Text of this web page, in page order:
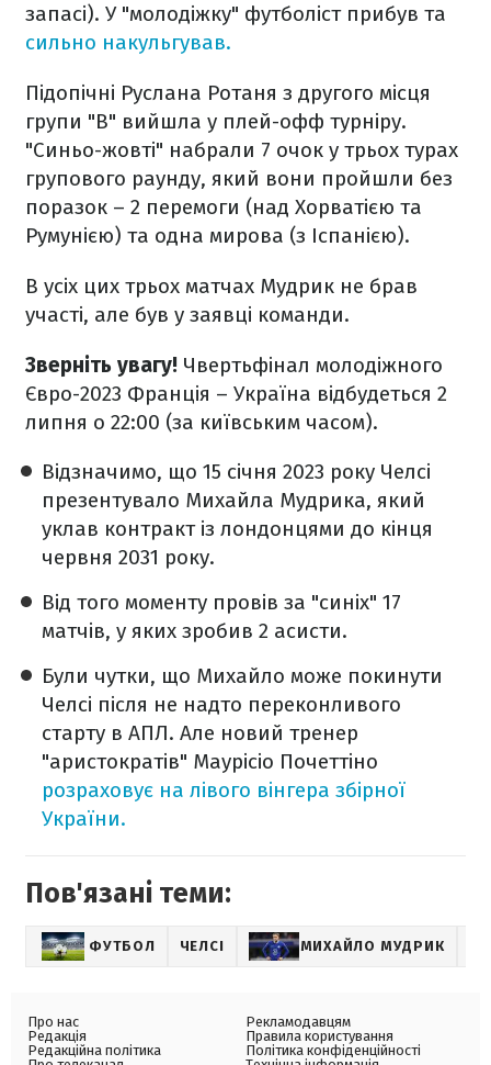
запасі). У "молодіжку" футболіст прибув та
сильно накульгував.
Підопічні Руслана Ротаня з другого місця
групи "В" вийшла у плей-офф турніру.
"Синьо-жовті" набрали 7 очок у трьох турах
групового раунду, який вони пройшли без
поразок – 2 перемоги (над Хорватією та
Румунією) та одна мирова (з Іспанією).
В усіх цих трьох матчах Мудрик не брав
участі, але був у заявці команди.
Зверніть увагу! Чвертьфінал молодіжного
Євро-2023 Франція – Україна відбудеться 2
липня о 22:00 (за київським часом).
Відзначимо, що 15 січня 2023 року Челсі
презентувало Михайла Мудрика, який
уклав контракт із лондонцями до кінця
червня 2031 року.
Від того моменту провів за "синіх" 17
матчів, у яких зробив 2 асисти.
Були чутки, що Михайло може покинути
Челсі після не надто переконливого
старту в АПЛ. Але новий тренер
"аристократів" Маурісіо Почеттіно
розраховує на лівого вінгера збірної
України.
Пов'язані теми:
ФУТБОЛ ЧЕЛСІ МИХАЙЛО МУДРИК
Про нас
Редакція
Редакційна політика
Рекламодавцям
Правила користування
Політика конфіденційності